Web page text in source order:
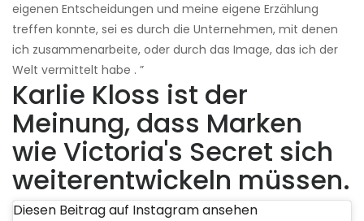
eigenen Entscheidungen und meine eigene Erzählung
treffen konnte, sei es durch die Unternehmen, mit denen
ich zusammenarbeite, oder durch das Image, das ich der
Welt vermittelt habe . ”
Karlie Kloss ist der
Meinung, dass Marken
wie Victoria's Secret sich
weiterentwickeln müssen.
Diesen Beitrag auf Instagram ansehen